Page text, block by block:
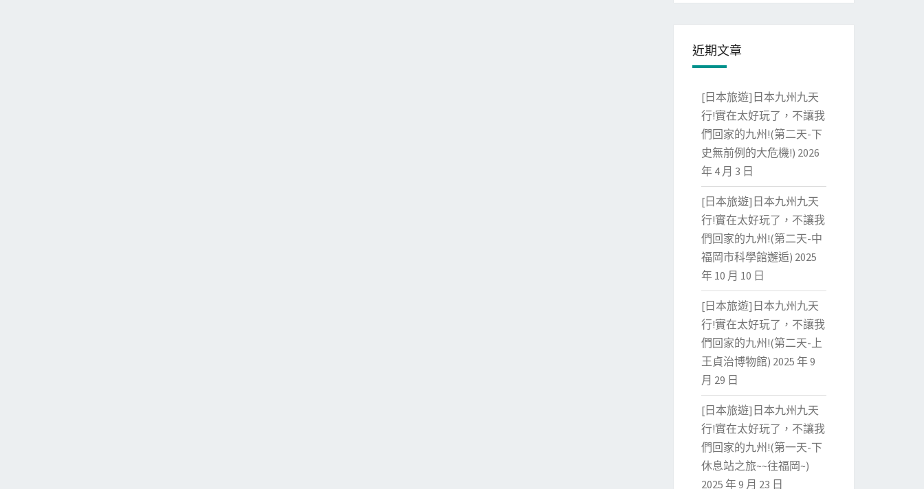
近期文章
[日本旅遊]日本九州九天
行!實在太好玩了，不讓我
們回家的九州!(第二天-下
史無前例的大危機!) 2026
年 4 月 3 日
[日本旅遊]日本九州九天
行!實在太好玩了，不讓我
們回家的九州!(第二天-中
福岡市科學館邂逅) 2025
年 10 月 10 日
[日本旅遊]日本九州九天
行!實在太好玩了，不讓我
們回家的九州!(第二天-上
王貞治博物館) 2025 年 9
月 29 日
[日本旅遊]日本九州九天
行!實在太好玩了，不讓我
們回家的九州!(第一天-下
休息站之旅~~往福岡~)
2025 年 9 月 23 日